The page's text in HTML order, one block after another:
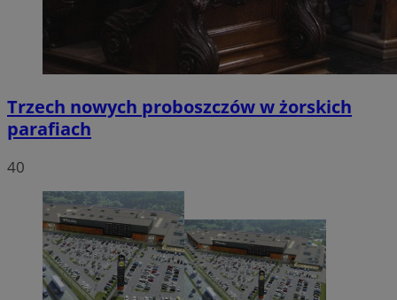
Trzech nowych proboszczów w żorskich
parafiach
40